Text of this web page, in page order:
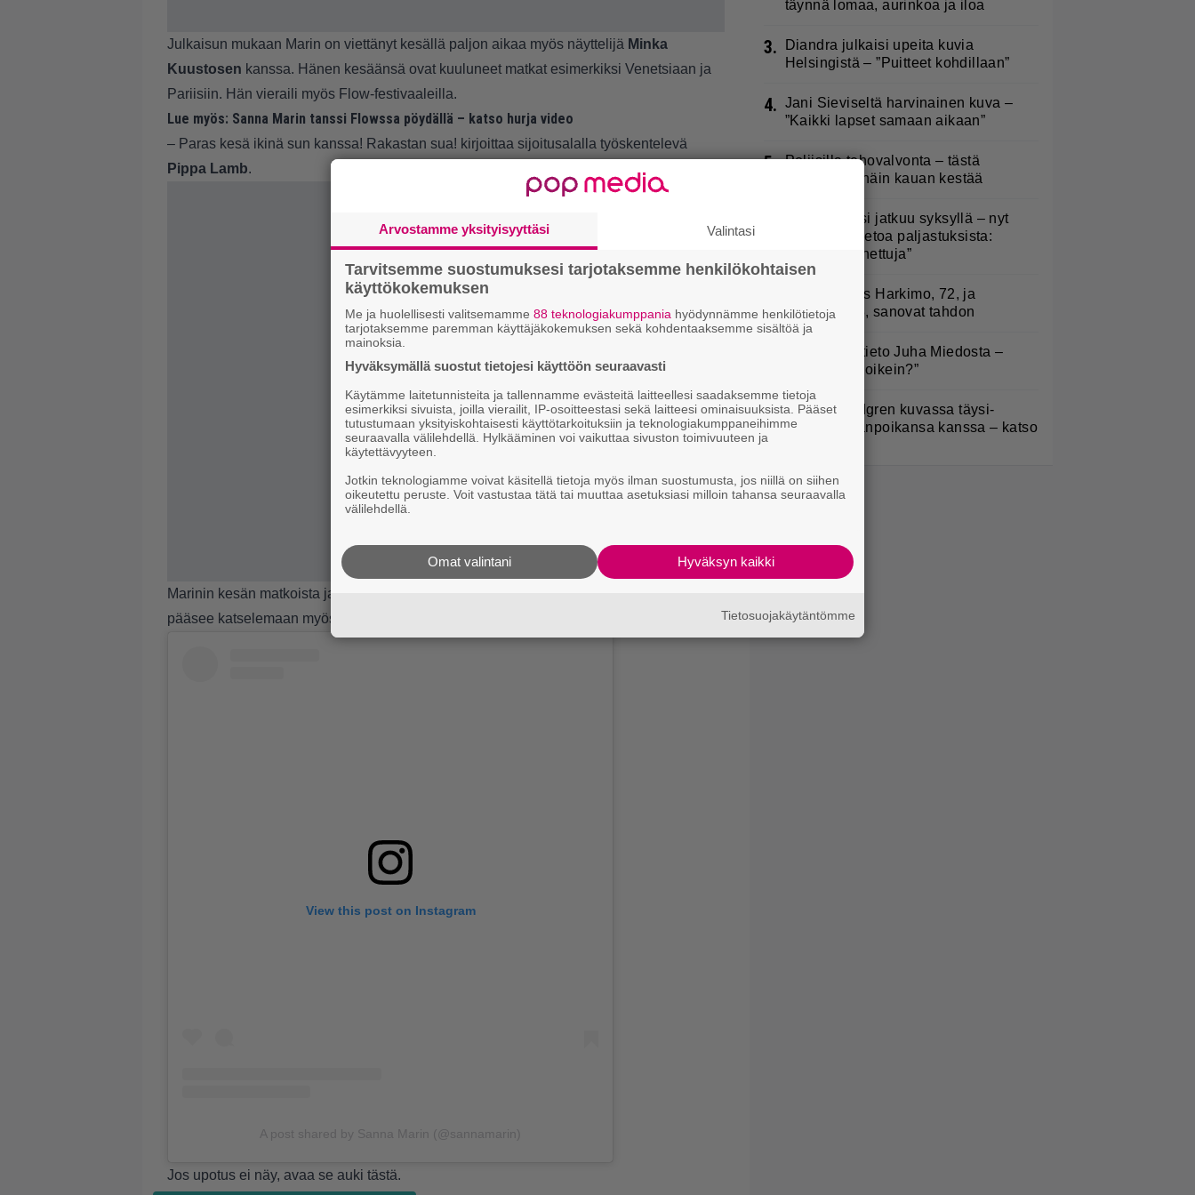
Julkaisun mukaan Marin on viettänyt kesällä paljon aikaa myös näyttelijä Minka
Kuustosen kanssa. Hänen kesäänsä ovat kuuluneet matkat esimerkiksi Venetsiaan ja
Pariisiin. Hän vieraili myös Flow-festivaaleilla.
Lue myös: Sanna Marin tanssi Flowssa pöydällä – katso hurja video
– Paras kesä ikinä sun kanssa! Rakastan sua! kirjoittaa sijoitusalalla työskentelevä
Pippa Lamb.
Marinin kesän matkoista ja kohteista on nähty julkaisuja myös pitkin kesää. Nyt niitä
pääsee katselemaan myös Marinin keräämien kohokohtien kautta.
View this post on Instagram
A post shared by Sanna Marin (@sannamarin)
Jos upotus ei näy, avaa se auki tästä.
täynnä lomaa, aurinkoa ja iloa
3.
Diandra julkaisi upeita kuvia
Helsingistä – ”Puitteet kohdillaan”
4. Jani Sieviseltä harvinainen kuva –
”Kaikki lapset samaan aikaan”
5. Poliisilla tehovalvonta – tästä
kysymys ja näin kauan kestää
Elämäni biisi jatkuu syksyllä – nyt
saatiin lisätietoa paljastuksista:
”Erittäin tunnettuja”
Uuno: Hjallis Harkimo, 72, ja
Jasmine, 38, sanovat tahdon
Pysäyttävä tieto Juha Miedosta –
”Onko tämä oikein?”
9. Helena Lindgren kuvassa täysi-
ikäisen pojanpoikansa kanssa – katso
Arvostamme yksityisyyttäsi Valintasi
Tarvitsemme suostumuksesi tarjotaksemme henkilökohtaisen
käyttökokemuksen
Me ja huolellisesti valitsemamme 88 teknologiakumppania hyödynnämme henkilötietoja
tarjotaksemme paremman käyttäjäkokemuksen sekä kohdentaaksemme sisältöä ja
mainoksia.
Hyväksymällä suostut tietojesi käyttöön seuraavasti
Käytämme laitetunnisteita ja tallennamme evästeitä laitteellesi saadaksemme tietoja
esimerkiksi sivuista, joilla vierailit, IP-osoitteestasi sekä laitteesi ominaisuuksista. Pääset
tutustumaan yksityiskohtaisesti käyttötarkoituksiin ja teknologiakumppaneihimme
seuraavalla välilehdellä. Hylkääminen voi vaikuttaa sivuston toimivuuteen ja
käytettävyyteen.
Jotkin teknologiamme voivat käsitellä tietoja myös ilman suostumusta, jos niillä on siihen
oikeutettu peruste. Voit vastustaa tätä tai muuttaa asetuksiasi milloin tahansa seuraavalla
välilehdellä.
Hyväksyn kaikki
Omat valintani
Tietosuojakäytäntömme